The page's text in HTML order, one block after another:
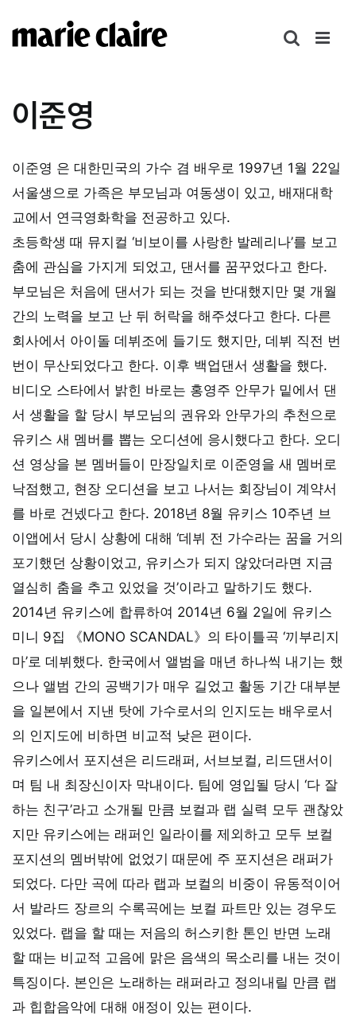
텐
이준영
이준영 은 대한민국의 가수 겸 배우로 1997년 1월 22일
서울생으로 가족은 부모님과 여동생이 있고, 배재대학
교에서 연극영화학을 전공하고 있다.
초등학생 때 뮤지컬 ‘비보이를 사랑한 발레리나’를 보고
춤에 관심을 가지게 되었고, 댄서를 꿈꾸었다고 한다.
부모님은 처음에 댄서가 되는 것을 반대했지만 몇 개월
간의 노력을 보고 난 뒤 허락을 해주셨다고 한다. 다른
회사에서 아이돌 데뷔조에 들기도 했지만, 데뷔 직전 번
번이 무산되었다고 한다. 이후 백업댄서 생활을 했다.
비디오 스타에서 밝힌 바로는 홍영주 안무가 밑에서 댄
서 생활을 할 당시 부모님의 권유와 안무가의 추천으로
유키스 새 멤버를 뽑는 오디션에 응시했다고 한다. 오디
션 영상을 본 멤버들이 만장일치로 이준영을 새 멤버로
낙점했고, 현장 오디션을 보고 나서는 회장님이 계약서
를 바로 건넸다고 한다. 2018년 8월 유키스 10주년 브
이앱에서 당시 상황에 대해 ‘데뷔 전 가수라는 꿈을 거의
포기했던 상황이었고, 유키스가 되지 않았더라면 지금
열심히 춤을 추고 있었을 것’이라고 말하기도 했다.
2014년 유키스에 합류하여 2014년 6월 2일에 유키스
미니 9집 《MONO SCANDAL》의 타이틀곡 ‘끼부리지
마’로 데뷔했다. 한국에서 앨범을 매년 하나씩 내기는 했
으나 앨범 간의 공백기가 매우 길었고 활동 기간 대부분
을 일본에서 지낸 탓에 가수로서의 인지도는 배우로서
의 인지도에 비하면 비교적 낮은 편이다.
유키스에서 포지션은 리드래퍼, 서브보컬, 리드댄서이
며 팀 내 최장신이자 막내이다. 팀에 영입될 당시 ‘다 잘
하는 친구’라고 소개될 만큼 보컬과 랩 실력 모두 괜찮았
지만 유키스에는 래퍼인 일라이를 제외하고 모두 보컬
포지션의 멤버밖에 없었기 때문에 주 포지션은 래퍼가
되었다. 다만 곡에 따라 랩과 보컬의 비중이 유동적이어
서 발라드 장르의 수록곡에는 보컬 파트만 있는 경우도
있었다. 랩을 할 때는 저음의 허스키한 톤인 반면 노래
할 때는 비교적 고음에 맑은 음색의 목소리를 내는 것이
특징이다. 본인은 노래하는 래퍼라고 정의내릴 만큼 랩
과 힙합음악에 대해 애정이 있는 편이다.